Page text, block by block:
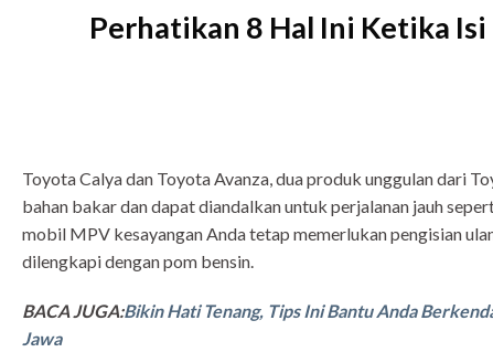
Perhatikan 8 Hal Ini Ketika
Toyota Calya dan Toyota Avanza, dua produk unggulan dari
bahan bakar dan dapat diandalkan untuk perjalanan jauh
mobil MPV kesayangan Anda tetap memerlukan pengisian
dilengkapi dengan pom bensin.
BACA JUGA:Bikin Hati Tenang, Tips Ini Bantu Anda
Jawa